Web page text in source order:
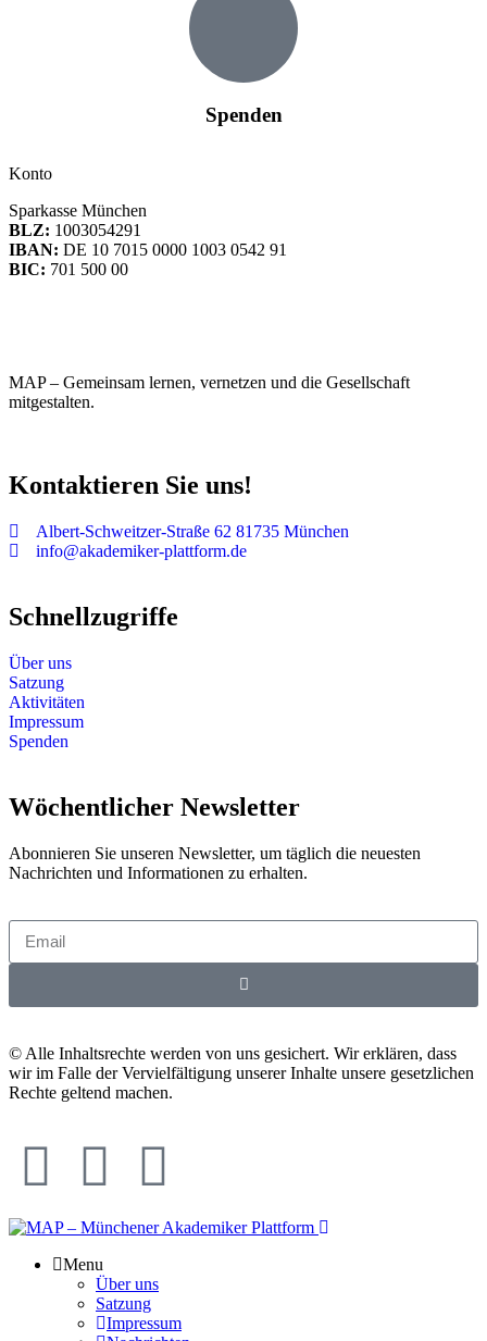
Spenden
Konto
Sparkasse München
BLZ: 1003054291
IBAN: DE 10 7015 0000 1003 0542 91
BIC: 701 500 00
MAP – Gemeinsam lernen, vernetzen und die Gesellschaft
mitgestalten.
Kontaktieren Sie uns!
Albert-Schweitzer-Straße 62 81735 München
info@akademiker-plattform.de
Schnellzugriffe
Über uns
Satzung
Aktivitäten
Impressum
Spenden
Wöchentlicher Newsletter
Abonnieren Sie unseren Newsletter, um täglich die neuesten
Nachrichten und Informationen zu erhalten.
© Alle Inhaltsrechte werden von uns gesichert. Wir erklären, dass
wir im Falle der Vervielfältigung unserer Inhalte unsere gesetzlichen
Rechte geltend machen.
Menu
Über uns
Satzung
Impressum